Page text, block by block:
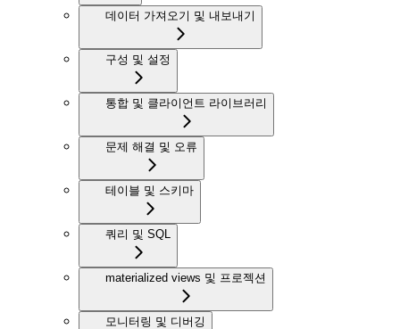
데이터 가져오기 및 내보내기
구성 및 설정
통합 및 클라이언트 라이브러리
문제 해결 및 오류
테이블 및 스키마
쿼리 및 SQL
materialized views 및 프로젝션
모니터링 및 디버깅